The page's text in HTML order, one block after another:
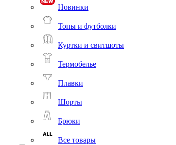
Новинки
Топы и футболки
Куртки и свитшоты
Термобелье
Плавки
Шорты
Брюки
Все товары